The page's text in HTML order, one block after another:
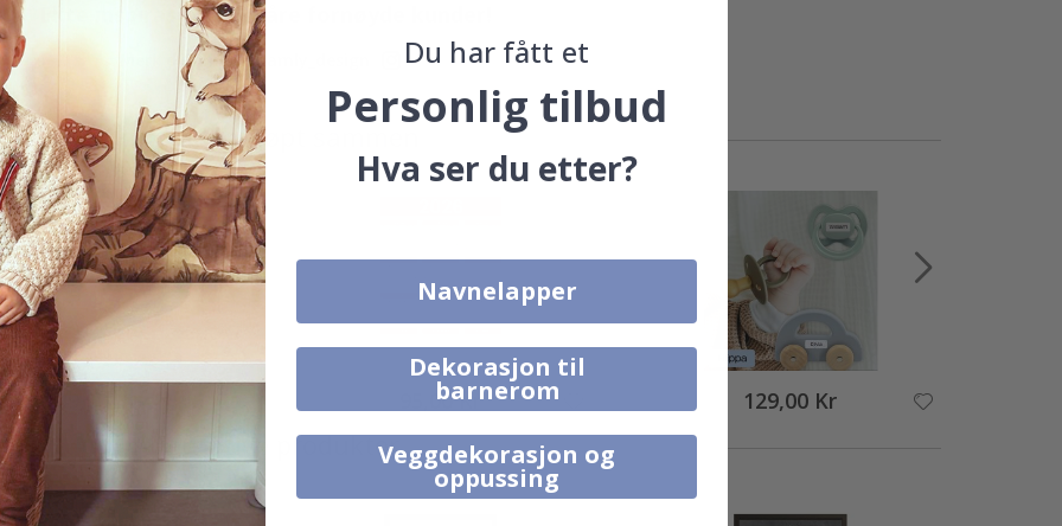
Ekte inspirasjon fra våre fornøyde kunder!
Merk ditt med #namly_design
Produkter kjøpt sammen
149,00 Kr 95,00 Kr 129,00 Kr
Alternative produkter
Du har fått et
Personlig tilbud
Hva ser du etter?
Navnelapper
Dekorasjon til
barnerom
Veggdekorasjon og
oppussing